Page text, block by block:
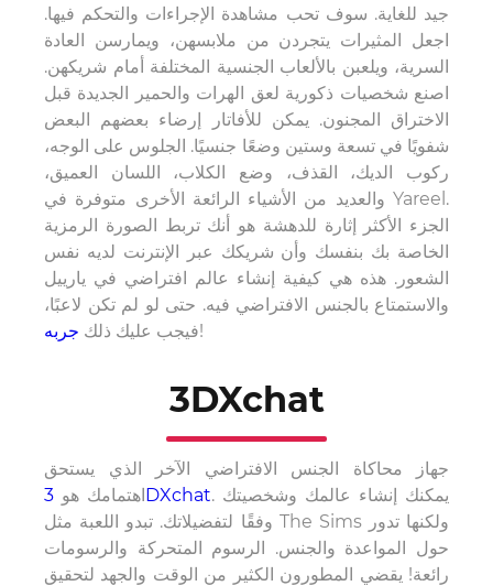
جيد للغاية. سوف تحب مشاهدة الإجراءات والتحكم فيها.
اجعل المثيرات يتجردن من ملابسهن، ويمارسن العادة
السرية، ويلعبن بالألعاب الجنسية المختلفة أمام شريكهن.
اصنع شخصيات ذكورية لعق الهرات والحمير الجديدة قبل
الاختراق المجنون. يمكن للأفاتار إرضاء بعضهم البعض
شفويًا في تسعة وستين وضعًا جنسيًا. الجلوس على الوجه،
ركوب الديك، القذف، وضع الكلاب، اللسان العميق،
والعديد من الأشياء الرائعة الأخرى متوفرة في Yareel.
الجزء الأكثر إثارة للدهشة هو أنك تربط الصورة الرمزية
الخاصة بك بنفسك وأن شريكك عبر الإنترنت لديه نفس
الشعور. هذه هي كيفية إنشاء عالم افتراضي في يارييل
والاستمتاع بالجنس الافتراضي فيه. حتى لو لم تكن لاعبًا،
فيجب عليك ذلك جربه !
3DXchat
جهاز محاكاة الجنس الافتراضي الآخر الذي يستحق
اهتمامك هو3DXchat. يمكنك إنشاء عالمك وشخصيتك
وفقًا لتفضيلاتك. تبدو اللعبة مثل The Sims ولكنها تدور
حول المواعدة والجنس. الرسوم المتحركة والرسومات
رائعة! يقضي المطورون الكثير من الوقت والجهد لتحقيق